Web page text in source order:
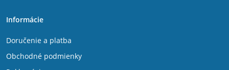
Informácie
Doručenie a platba
Obchodné podmienky